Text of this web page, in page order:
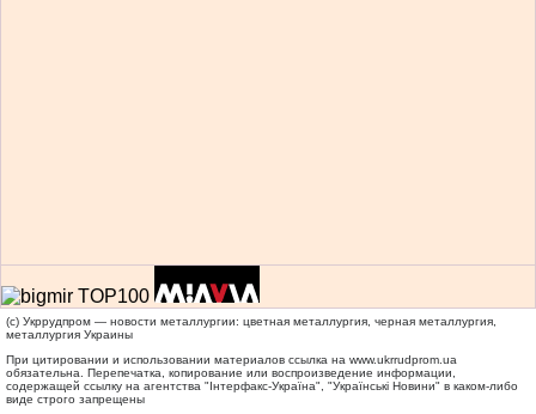
(c) Укррудпром — новости металлургии: цветная металлургия, черная металлургия,
металлургия Украины
При цитировании и использовании материалов ссылка на www.ukrrudprom.ua
обязательна. Перепечатка, копирование или воспроизведение информации,
содержащей ссылку на агентства "Iнтерфакс-Україна", "Українськi Новини" в каком-либо
виде строго запрещены